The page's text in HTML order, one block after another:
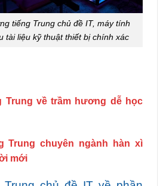
tiếng Trung chủ đề IT, máy tính
tài liệu kỹ thuật thiết bị chính xác
Trung về trầm hương dễ học
Trung chuyên ngành hàn xì
mới